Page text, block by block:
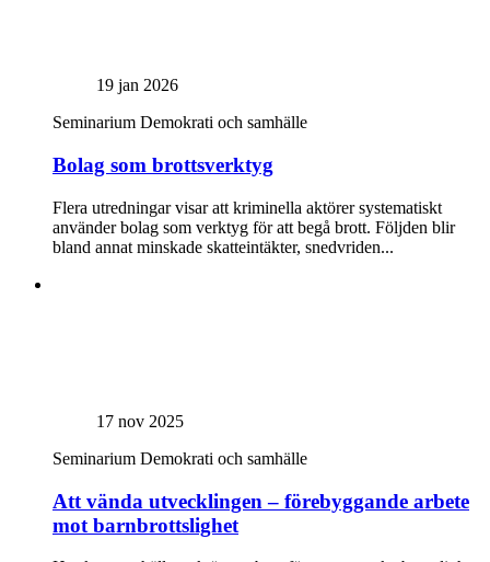
19 jan 2026
Seminarium Demokrati och samhälle
Bolag som brottsverktyg
Flera utredningar visar att kriminella aktörer systematiskt
använder bolag som verktyg för att begå brott. Följden blir
bland annat minskade skatteintäkter, snedvriden...
17 nov 2025
Seminarium Demokrati och samhälle
Att vända utvecklingen – förebyggande arbete
mot barnbrottslighet